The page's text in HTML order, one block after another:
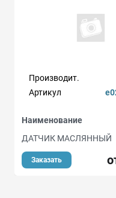
Производит.
Артикул
Наименование
ДАТЧИК МАСЛЯННЫЙ
Заказать